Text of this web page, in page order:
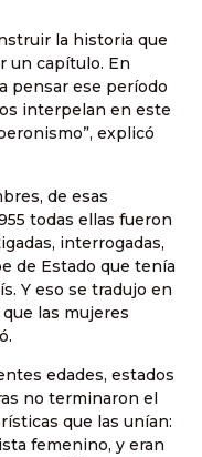
la historia que
un capítulo. En
pensar ese período
interpelan en este
explicó
de esas
todas ellas fueron
interrogadas,
de Estado que tenía
Y eso se tradujo en
las mujeres
edades, estados
no terminaron el
que las unían:
femenino, y eran